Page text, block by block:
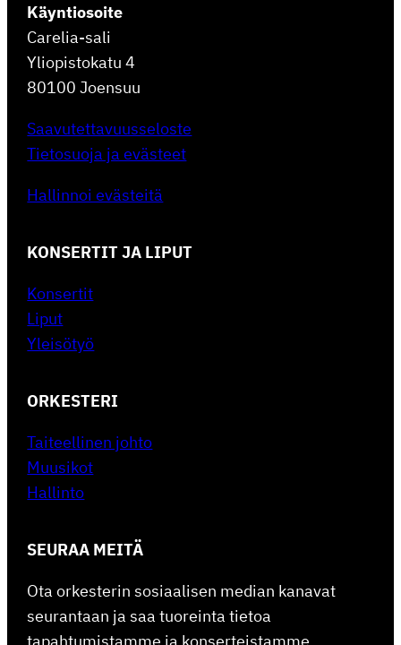
Käyntiosoite
Carelia-sali
Yliopistokatu 4
80100 Joensuu
Saavutettavuusseloste
Tietosuoja ja evästeet
Hallinnoi evästeitä
KONSERTIT JA LIPUT
Konsertit
Liput
Yleisötyö
ORKESTERI
Taiteellinen johto
Muusikot
Hallinto
SEURAA MEITÄ
Ota orkesterin sosiaalisen median kanavat
seurantaan ja saa tuoreinta tietoa
tapahtumistamme ja konserteistamme.